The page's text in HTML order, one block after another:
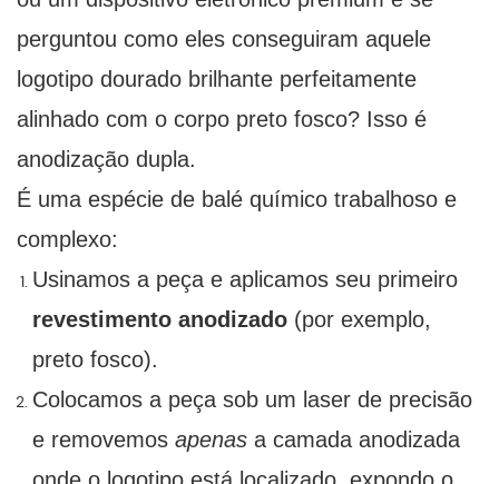
perguntou como eles conseguiram aquele
logotipo dourado brilhante perfeitamente
alinhado com o corpo preto fosco? Isso é
anodização dupla.
É uma espécie de balé químico trabalhoso e
complexo:
Usinamos a peça e aplicamos seu primeiro
revestimento anodizado (por exemplo,
preto fosco).
Colocamos a peça sob um laser de precisão
e removemos apenas a camada anodizada